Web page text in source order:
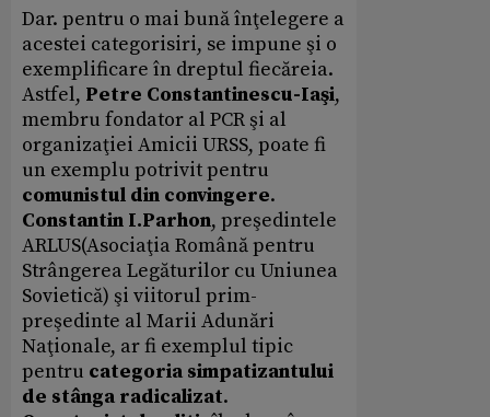
Dar. pentru o mai bună înţelegere a
acestei categorisiri, se impune şi o
exemplificare în dreptul fiecăreia.
Astfel, Petre Constantinescu-Iaşi,
membru fondator al PCR şi al
organizaţiei Amicii URSS, poate fi
un exemplu potrivit pentru
comunistul din convingere.
Constantin I.Parhon, preşedintele
ARLUS(Asociaţia Română pentru
Strângerea Legăturilor cu Uniunea
Sovietică) şi viitorul prim-
preşedinte al Marii Adunări
Naţionale, ar fi exemplul tipic
pentru categoria simpatizantului
de stânga radicalizat.